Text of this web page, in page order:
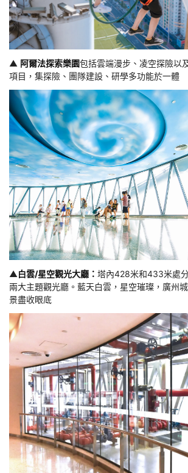
▲ 阿爾法探索樂園包括雲端漫步、凌空探險以
項目，集探險、團隊建設、研學多功能於一體
▲白雲/星空觀光大廳： 塔內428米和433米處
兩大主題觀光廳。藍天白雲，星空璀璨，廣州
景盡收眼底